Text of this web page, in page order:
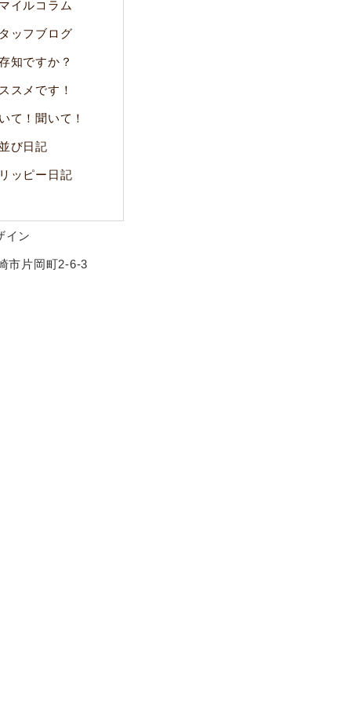
イルコラム
ッフブログ
知ですか？
スメです！
て！聞いて！
び日記
ッピー日記
市片岡町2-6-3